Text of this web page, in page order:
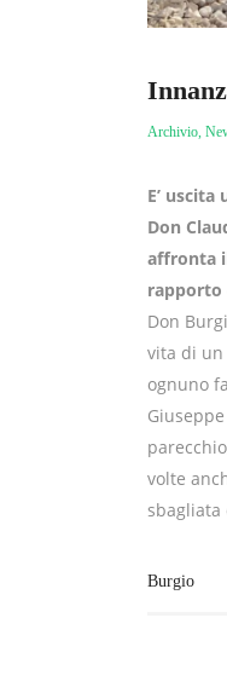
Archivio
E’ uscita
Don
affronta
rapporto
Don
vita di un
ognuno
volte
sbagliata
Burgio